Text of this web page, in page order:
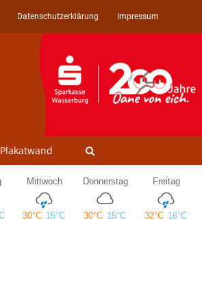
Datenschutzerklärung Impressum
Plakatwand